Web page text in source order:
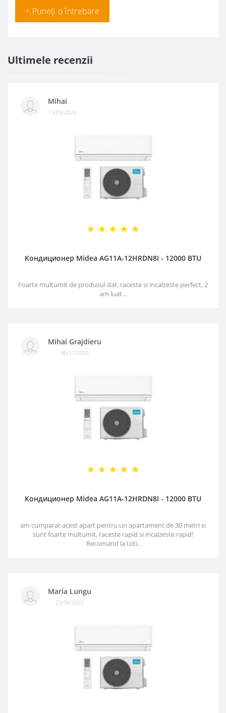
+ Puneți o întrebare
Ultimele recenzii
Mihai
15/05/2026
Кондиционер Midea AG11A-12HRDN8I - 12000 BTU
Foarte multumit de produsul dat, raceste si incalzeste perfect, 2
am luat...
Mihai Grajdieru
06/11/2025
Кондиционер Midea AG11A-12HRDN8I - 12000 BTU
am cumparat acest apart pentru un apartament de 30 metri si
sunt foarte multumit, raceste rapid si incalzeste rapid!
Recomand la toti..
Maria Lungu
23/06/2025